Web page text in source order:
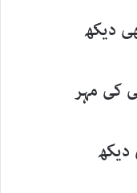
دیکھ
کی مہر
دیکھ